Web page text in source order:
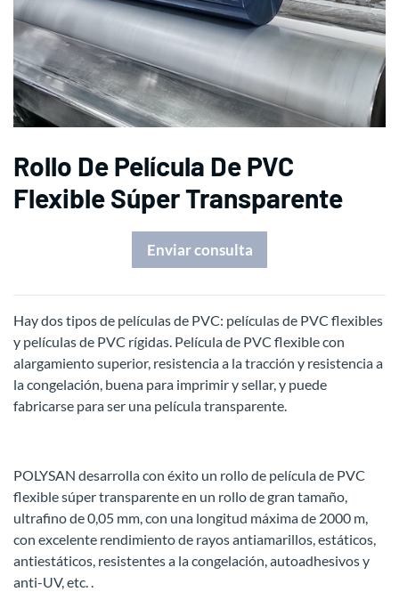
Rollo De Película De PVC
Flexible Súper Transparente
Enviar consulta
Hay dos tipos de películas de PVC: películas de PVC flexibles
y películas de PVC rígidas. Película de PVC flexible con
alargamiento superior, resistencia a la tracción y resistencia a
la congelación, buena para imprimir y sellar, y puede
fabricarse para ser una película transparente.
POLYSAN desarrolla con éxito un rollo de película de PVC
flexible súper transparente en un rollo de gran tamaño,
ultrafino de 0,05 mm, con una longitud máxima de 2000 m,
con excelente rendimiento de rayos antiamarillos, estáticos,
antiestáticos, resistentes a la congelación, autoadhesivos y
anti-UV, etc. .